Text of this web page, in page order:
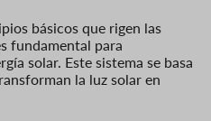
básicos que rigen las
fundamental para
solar. Este sistema se basa
la luz solar en